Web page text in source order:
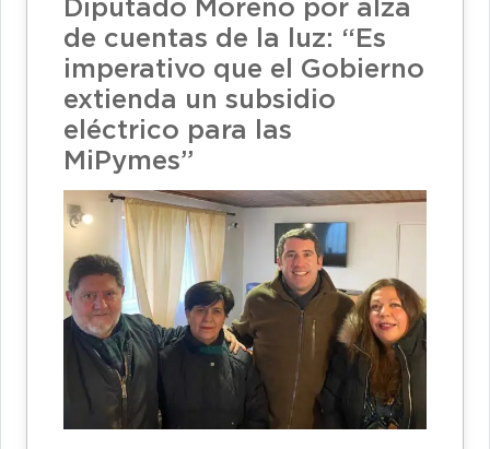
Diputado Moreno por alza
de cuentas de la luz: “Es
imperativo que el Gobierno
extienda un subsidio
eléctrico para las
MiPymes”